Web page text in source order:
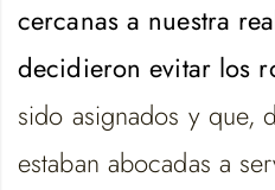
cercanas a nuestra
decidieron evitar los
sido asignados y que,
estaban abocadas a